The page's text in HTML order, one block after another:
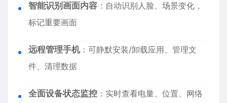
智能识别画面内容 ：自动识别人脸、场景变化，
标记重要画面
远程管理手机：可静默安装/卸载应用、管理文
件、清理数据
全面设备状态监控 ：实时查看电量、位置、网络